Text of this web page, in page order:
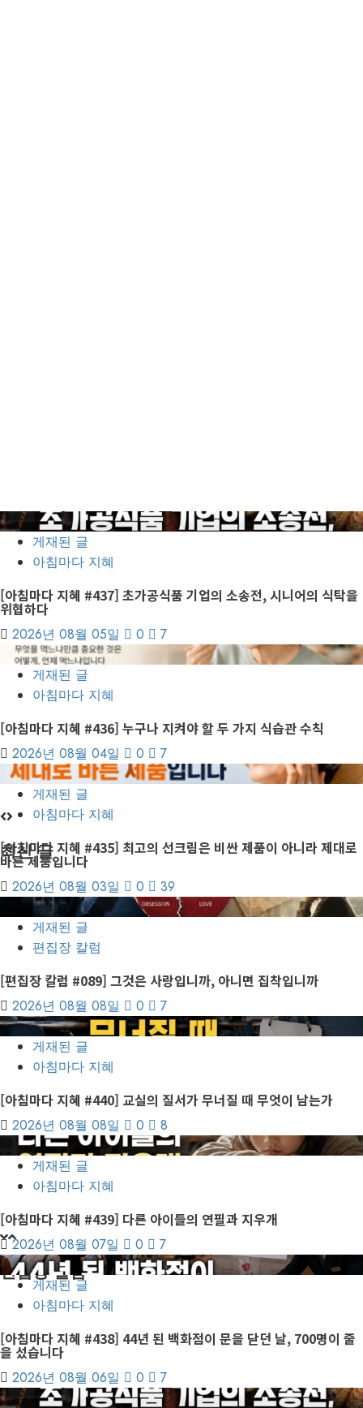
최신 글
5
게재된 글
아침마다 지혜
[아침마다 지혜 #437] 초가공식품 기업의 소송전, 시니어의 식탁을
위협하다
2026년 08월 05일 0
7
게재된 글
아침마다 지혜
[아침마다 지혜 #436] 누구나 지켜야 할 두 가지 식습관 수칙
2026년 08월 04일 0
7
게재된 글
아침마다 지혜
[아침마다 지혜 #435] 최고의 선크림은 비싼 제품이 아니라 제대로
바른 제품입니다
2026년 08월 03일 0
39
게재된 글
편집장 칼럼
[편집장 칼럼 #089] 그것은 사랑입니까, 아니면 집착입니까
2026년 08월 08일 0
7
2
게재된 글
아침마다 지혜
[아침마다 지혜 #440] 교실의 질서가 무너질 때 무엇이 남는가
2026년 08월 08일 0
8
게재된 글
아침마다 지혜
[아침마다 지혜 #439] 다른 아이들의 연필과 지우개
2026년 08월 07일 0
7
4
게재된 글
아침마다 지혜
[아침마다 지혜 #438] 44년 된 백화점이 문을 닫던 날, 700명이 줄
을 섰습니다
2026년 08월 06일 0
7
5
편집장 칼럼